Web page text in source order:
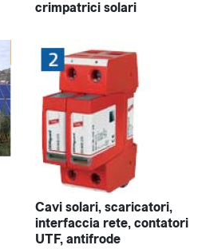
crimpatrici solari
Cavi solari, scaricatori,
interfaccia rete, contatori
UTF, antifrode